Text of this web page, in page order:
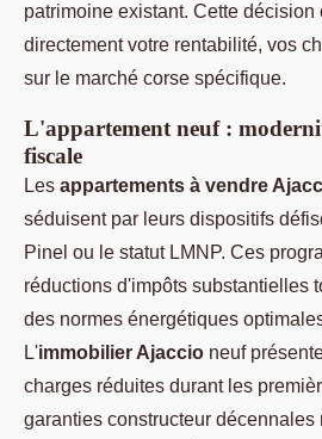
patrimoine existant. Cette
directement votre rentabilité, vos
sur le marché corse spécifique.
L'appartement neuf :
fiscale
Les appartements à vendre
séduisent par leurs dispositifs
Pinel ou le statut LMNP. Ces
réductions d'impôts substantielles
des normes énergétiques
L'immobilier Ajaccio neuf
charges réduites durant les
garanties constructeur décennales